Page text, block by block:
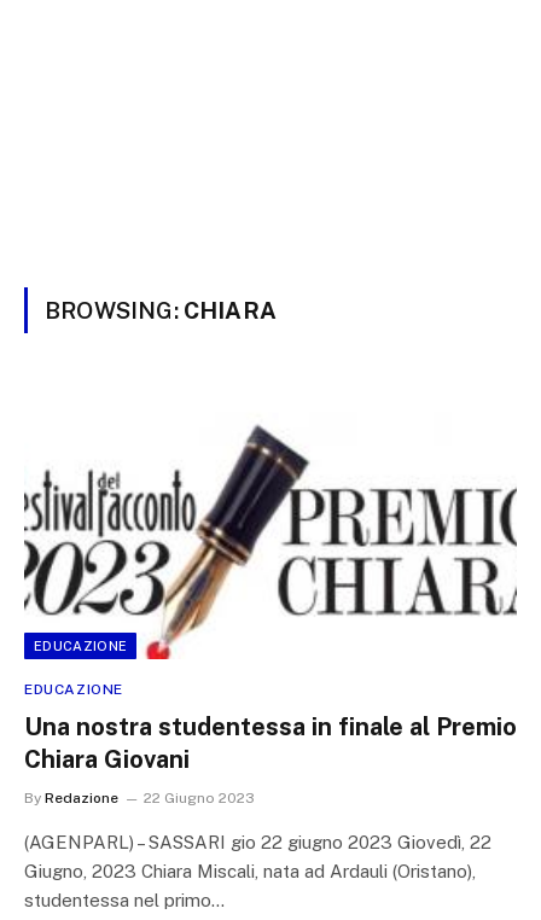
BROWSING: CHIARA
EDUCAZIONE
EDUCAZIONE
Una nostra studentessa in finale al Premio
Chiara Giovani
By Redazione 22 Giugno 2023
(AGENPARL) – SASSARI gio 22 giugno 2023 Giovedì, 22
Giugno, 2023 Chiara Miscali, nata ad Ardauli (Oristano),
studentessa nel primo…